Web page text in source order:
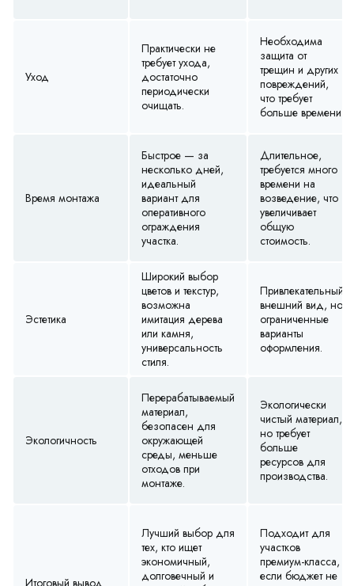
Уход
Практически не
требует ухода,
достаточно
периодически
очищать.
Необходима
защита от
трещин и других
повреждений,
что требует
больше времени.
Время монтажа
Быстрое — за
несколько дней,
идеальный
вариант для
оперативного
ограждения
участка.
Длительное,
требуется много
времени на
возведение, что
увеличивает
общую
стоимость.
Эстетика
Широкий выбор
цветов и текстур,
возможна
имитация дерева
или камня,
универсальность
стиля.
Привлекательный
внешний вид, но
ограниченные
варианты
оформления.
Экологичность
Перерабатываемый
материал,
безопасен для
окружающей
среды, меньше
отходов при
монтаже.
Экологически
чистый материал,
но требует
больше
ресурсов для
производства.
Итоговый вывод
Лучший выбор для
тех, кто ищет
экономичный,
долговечный и
Подходит для
участков
премиум-класса,
если бюджет не